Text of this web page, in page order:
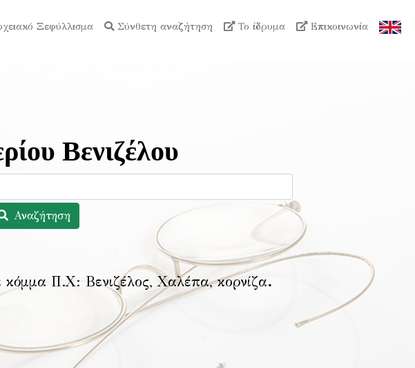
Ξεφύλλισμα Σύνθετη αναζήτηση Το ίδρυμα Επικοινωνία
Βενιζέλου
Αναζήτηση
κόμμα Π.Χ: Βενιζέλος, Χαλέπα, κορνίζα.